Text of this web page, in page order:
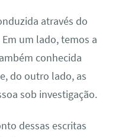
através do
um lado, temos a
conhecida
do outro lado, as
sob investigação.
dessas escritas